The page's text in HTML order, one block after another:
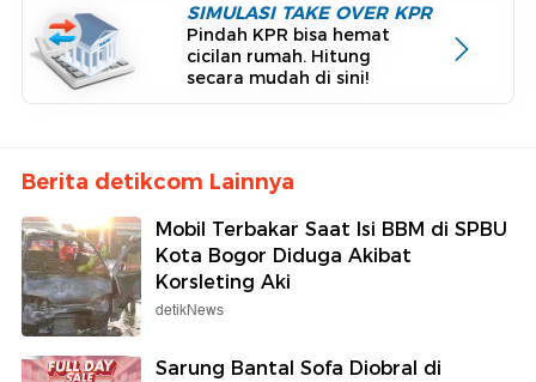
SIMULASI TAKE OVER KPR
Pindah KPR bisa hemat
cicilan rumah. Hitung
secara mudah di sini!
Berita detikcom Lainnya
Mobil Terbakar Saat Isi BBM di SPBU
Kota Bogor Diduga Akibat
Korsleting Aki
detikNews
Sarung Bantal Sofa Diobral di